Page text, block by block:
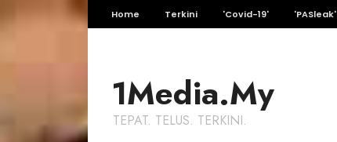
Home Terkini 'Covid-19' 'PASleak'
1Media.My
TEPAT. TELUS. TERKINI.